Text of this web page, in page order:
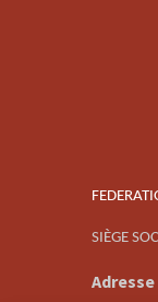
SIÈGE
Adresse